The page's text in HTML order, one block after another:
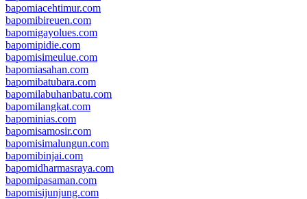
bapomiacehtimur.com
bapomibireuen.com
bapomigayolues.com
bapomipidie.com
bapomisimeulue.com
bapomiasahan.com
bapomibatubara.com
bapomilabuhanbatu.com
bapomilangkat.com
bapominias.com
bapomisamosir.com
bapomisimalungun.com
bapomibinjai.com
bapomidharmasraya.com
bapomipasaman.com
bapomisijunjung.com